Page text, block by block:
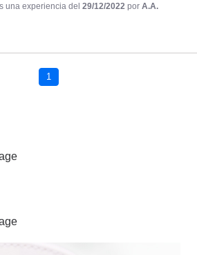
DOMINGUEZ ADN
UNISEX
una experiencia del 29/12/2022 por A.A.
1